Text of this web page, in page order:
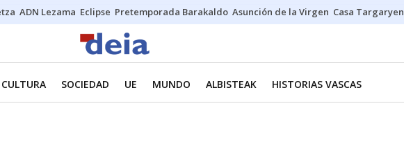
ADN Lezama Eclipse Pretemporada Barakaldo Asunción de la Virgen Casa Targaryen
CULTURA SOCIEDAD UE MUNDO ALBISTEAK HISTORIAS VASCAS